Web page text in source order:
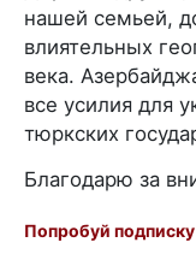
нашей семьей,
влиятельных
века.
все усилия для
тюркских
Благодарю за
Попробуй